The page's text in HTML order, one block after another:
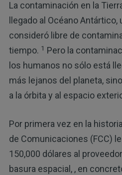
La contaminación en la
llegado al Océano
consideró libre de
tiempo. 1 Pero la
los humanos no sólo está
más lejanos del planeta,
a la órbita y al espacio
Por primera vez en la
de Comunicaciones (FCC)
150,000 dólares al
basura espacial, , en